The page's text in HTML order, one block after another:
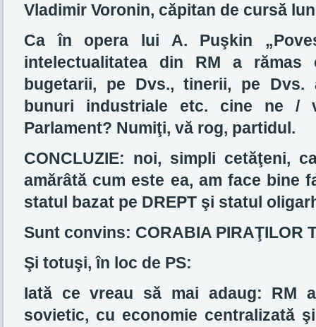
Vladimir Voronin, căpitan de cursă
Ca în opera lui A. Puşkin
intelectualitatea din RM a
bugetarii, pe Dvs., tinerii, pe Dvs.
bunuri industriale etc. cine ne /
Parlament? Numiţi, vă rog, partidul.
CONCLUZIE: noi, simpli cetăţeni,
amărâtă cum este ea, am face bine
statul bazat pe DREPT şi statul
Sunt convins: CORABIA PIRAŢILOR
Şi totuşi, în loc de PS:
Iată ce vreau să mai adaug: RM
sovietic, cu economie centralizată